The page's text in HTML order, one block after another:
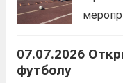
07.07.2026
футболу